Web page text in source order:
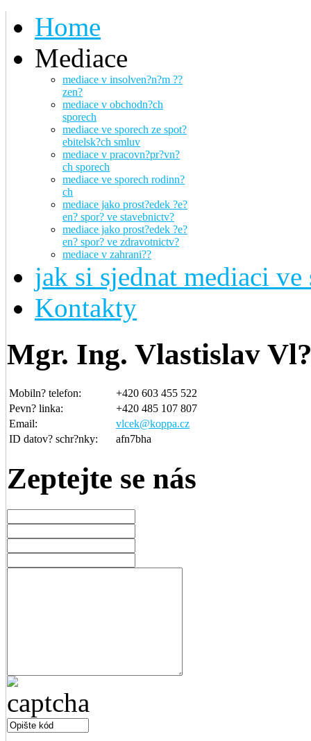
Home
Mediace
mediace v insolven?n?m ??
zen?
mediace v obchodn?ch
sporech
mediace ve sporech ze spot?
ebitelsk?ch smluv
mediace v pracovn?pr?vn?
ch sporech
mediace ve sporech rodinn?
ch
mediace jako prost?edek ?e?
en? spor? ve stavebnictv?
mediace jako prost?edek ?e?
en? spor? ve zdravotnictv?
mediace v zahrani??
jak si sjednat mediaci ve
Kontakty
Mgr. Ing. Vlastislav
Mobiln? telefon:
+420 603 455 522
Pevn? linka:
+420 485 107 807
Email:
vlcek@koppa.cz
ID datov? schr?nky:
afn7bha
Zeptejte se nás